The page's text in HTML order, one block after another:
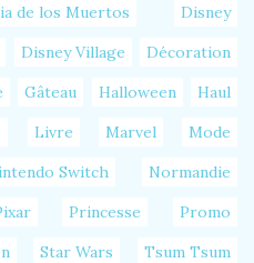
de los Muertos
Disney
Disney Village
Décoration
Gâteau Halloween
Haul
Livre Marvel
Mode
Switch
Normandie
Princesse
Promo
Star Wars
Tsum Tsum